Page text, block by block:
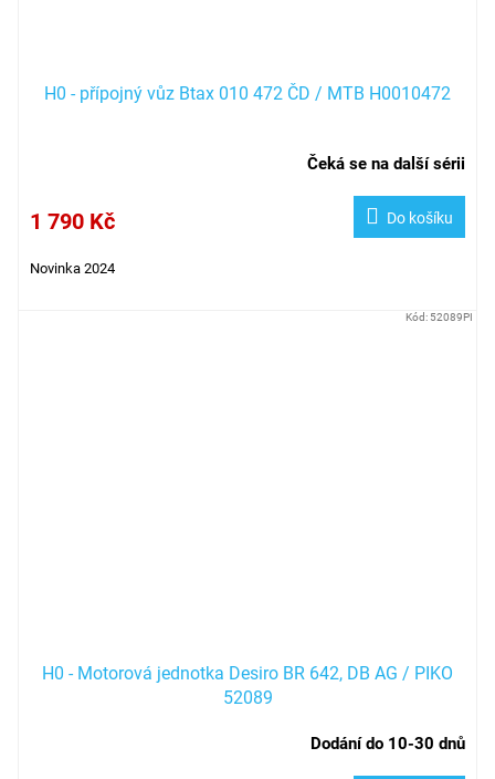
H0 - přípojný vůz Btax 010 472 ČD / MTB H0010472
Čeká se na další sérii
1 790 Kč Do košíku
Novinka 2024
H0 - Motorová jednotka Desiro BR 642, DB AG / PIKO
52089
Dodání do 10-30 dnů
Kód: 52089PI